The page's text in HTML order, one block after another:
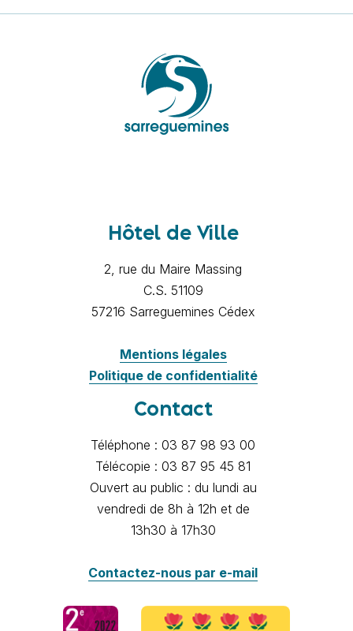
Hôtel de Ville
2, rue du Maire Massing
C.S. 51109
57216 Sarreguemines Cédex
Mentions légales
Politique de confidentialité
Contact
Téléphone : 03 87 98 93 00
Télécopie : 03 87 95 45 81
Ouvert au public : du lundi au
vendredi de 8h à 12h et de
13h30 à 17h30
Contactez-nous par e-mail